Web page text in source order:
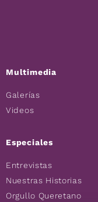
Multimedia
Galerías
Videos
Especiales
Entrevistas
Nuestras Historias
Orgullo Queretano